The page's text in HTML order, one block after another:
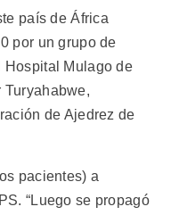
país de África
por un grupo de
Hospital Mulago de
de Ajedrez de
pacientes) a
“Luego se propagó